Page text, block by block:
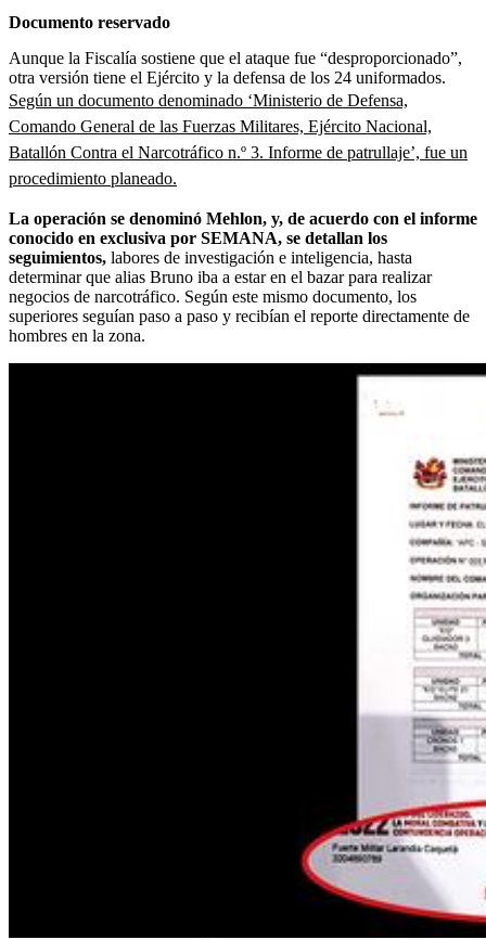
Documento reservado
Aunque la Fiscalía sostiene que el ataque fue “desproporcionado”,
otra versión tiene el Ejército y la defensa de los 24 uniformados.
Según un documento denominado ‘Ministerio de Defensa,
Comando General de las Fuerzas Militares, Ejército Nacional,
Batallón Contra el Narcotráfico n.º 3. Informe de patrullaje’, fue un
procedimiento planeado.
La operación se denominó Mehlon, y, de acuerdo con el informe
conocido en exclusiva por SEMANA, se detallan los
seguimientos, labores de investigación e inteligencia, hasta
determinar que alias Bruno iba a estar en el bazar para realizar
negocios de narcotráfico. Según este mismo documento, los
superiores seguían paso a paso y recibían el reporte directamente de
hombres en la zona.